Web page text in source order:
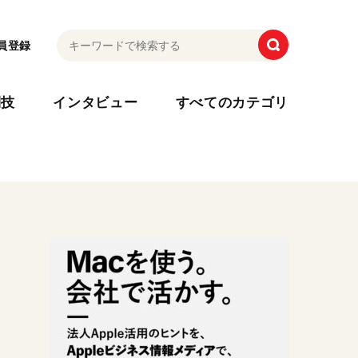
登録
インタビュー すべてのカテゴリ